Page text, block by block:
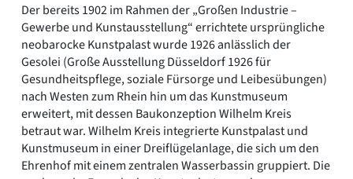
Der bereits 1902 im Rahmen der „Großen Industrie –
Gewerbe und Kunstausstellung“ errichtete ursprüngliche
neobarocke Kunstpalast wurde 1926 anlässlich der
Gesolei (Große Ausstellung Düsseldorf 1926 für
Gesundheitspflege, soziale Fürsorge und Leibesübungen)
nach Westen zum Rhein hin um das Kunstmuseum
erweitert, mit dessen Baukonzeption Wilhelm Kreis
betraut war. Wilhelm Kreis integrierte Kunstpalast und
Kunstmuseum in einer Dreiflügelanlage, die sich um den
Ehrenhof mit einem zentralen Wasserbassin gruppiert. Die